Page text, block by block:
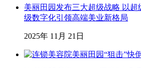
美丽田园发布三大超级战略 以超
级数字化引领高端美业新格局
2025年 11月 21日